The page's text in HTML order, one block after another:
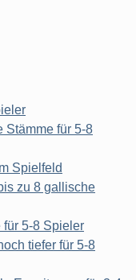
Stämme für 5-8
Spielfeld
zu 8 gallische
für 5-8 Spieler
tiefer für 5-8